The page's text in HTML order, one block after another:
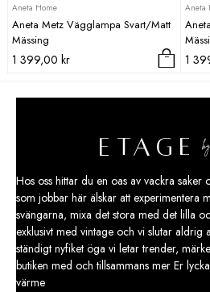
Aneta Home
Aneta Metz Vägglampa Svart/Matt
Mässing
1 399,00 kr
Aneta
1
Hos oss hittar du en oas av vackra saker
som jobbar här älskar att experimentera
svängarna, mixa det stora med det lilla
exklusivt med vintage och vi slutar aldrig
ständigt nyfiket öga vi letar trender,
butiken med och tillsammans mer Er
värme